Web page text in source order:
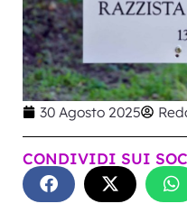
30 Agosto 2025
CONDIVIDI SUI